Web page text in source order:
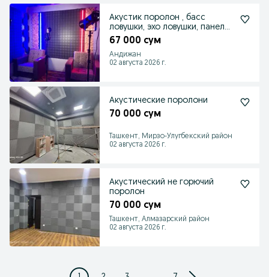
Акустик поролон , басс
ловушки, эхо ловушки, панели ,
ширмы
67 000 сум
Андижан
02 августа 2026 г.
Акустические поролони
70 000 сум
Ташкент, Мирзо-Улугбекский район
02 августа 2026 г.
Акустический не горючий
поролон
70 000 сум
Ташкент, Алмазарский район
02 августа 2026 г.